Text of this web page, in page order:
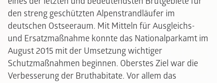
den streng geschützten Alpenstrandläufer im
deutschen Ostseeraum. Mit Mitteln für Ausgleichs-
und Ersatzmaßnahme konnte das Nationalparkamt im
August 2015 mit der Umsetzung wichtiger
Schutzmaßnahmen beginnen. Oberstes Ziel war die
Verbesserung der Bruthabitate. Vor allem das